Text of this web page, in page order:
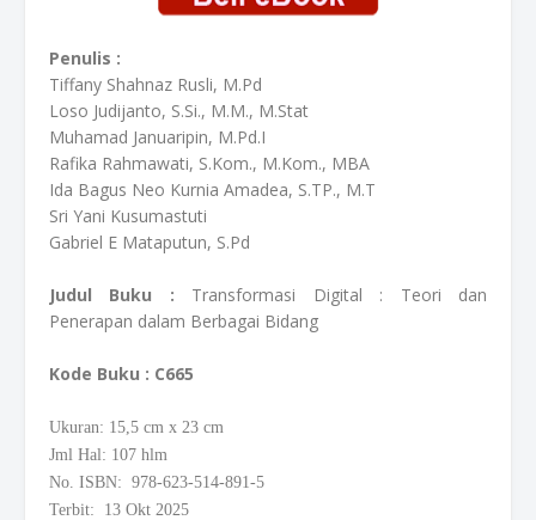
Penulis :
Tiffany Shahnaz Rusli, M.Pd
Loso Judijanto, S.Si., M.M., M.Stat
Muhamad Januaripin, M.Pd.I
Rafika Rahmawati, S.Kom., M.Kom., MBA
Ida Bagus Neo Kurnia Amadea, S.TP., M.T
Sri Yani Kusumastuti
Gabriel E Mataputun, S.Pd
Judul Buku : Transformasi Digital : Teori dan
Penerapan dalam Berbagai Bidang
Kode Buku : C665
Ukuran: 15,5 cm x 23 cm
Jml Hal: 107 hlm
No. ISBN: 978-623-514-891-5
Terbit: 13 Okt 2025